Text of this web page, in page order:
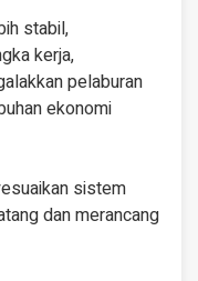
stabil,
kerja,
pelaburan
ekonomi
sistem
dan merancang